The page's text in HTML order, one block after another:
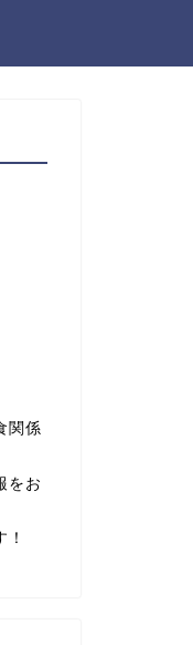
関係
をお